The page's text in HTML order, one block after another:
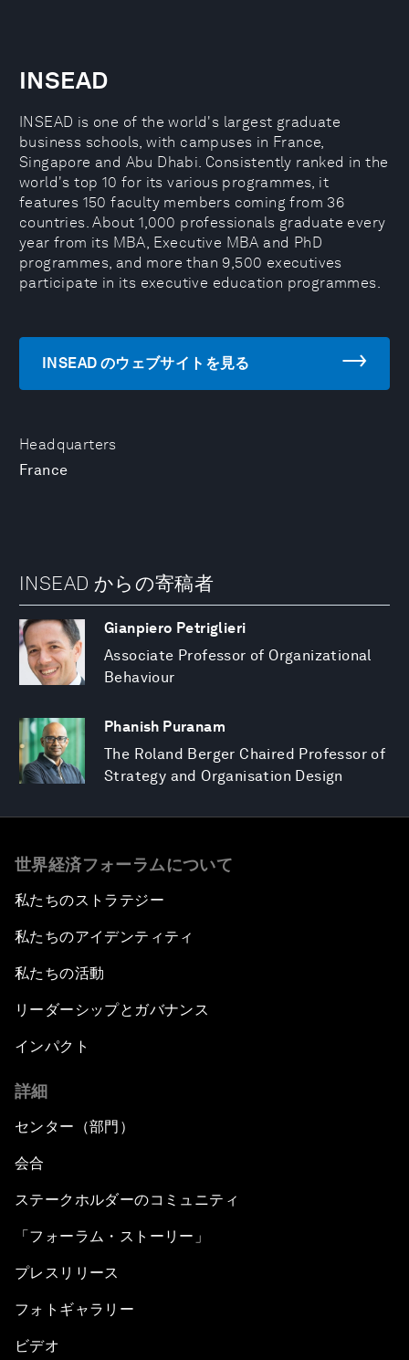
Headquarters
France
INSEAD
INSEAD is one of the world's largest graduate
business schools, with campuses in France,
Singapore and Abu Dhabi. Consistently ranked in the
world's top 10 for its various programmes, it
features 150 faculty members coming from 36
countries. About 1,000 professionals graduate every
year from its MBA, Executive MBA and PhD
programmes, and more than 9,500 executives
participate in its executive education programmes.
INSEAD のウェブサイトを見る
INSEAD からの寄稿者
Gianpiero Petriglieri
Associate Professor of Organizational
Behaviour
Phanish Puranam
The Roland Berger Chaired Professor of
Strategy and Organisation Design
世界経済フォーラムについて
私たちのストラテジー
私たちのアイデンティティ
私たちの活動
リーダーシップとガバナンス
インパクト
詳細
センター（部門）
会合
ステークホルダーのコミュニティ
「フォーラム・ストーリー」
プレスリリース
フォトギャラリー
ビデオ